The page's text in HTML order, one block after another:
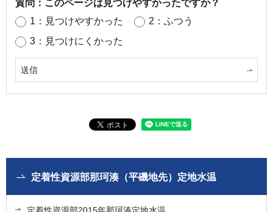
質問：このページは見つけやすかったですか？
1：見つけやすかった
2：ふつう
3：見つけにくかった
定着性資源部那珂湊（平磯地先）定地水温